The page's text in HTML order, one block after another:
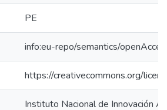
PE
info:eu-repo/semantics/
https://creativecommons.org/
Instituto Nacional de Innovación